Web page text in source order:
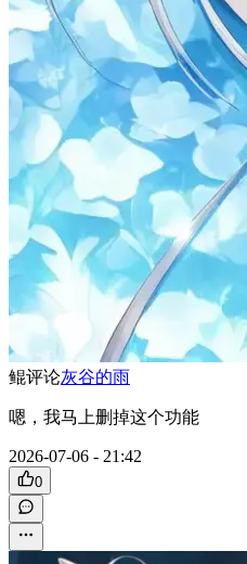
鲲评论灰谷的雨
嗯，我马上删掉这个功能
2026-07-06 - 21:42
0